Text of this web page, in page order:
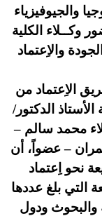
والجيوفيزياء
وكــلاء الكلية
والاِعتماد
الاِعتماد من
الأستاذ الدكتور/
محمد سالم –
– عضواً، أن
نحو اِعتماد
التي بلغ عددها
والبحوث ودول